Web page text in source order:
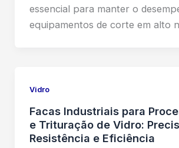
essencial para manter o
equipamentos de corte em alto
Vidro
Facas Industriais para
e Trituração de Vidro:
Resistência e Eficiência